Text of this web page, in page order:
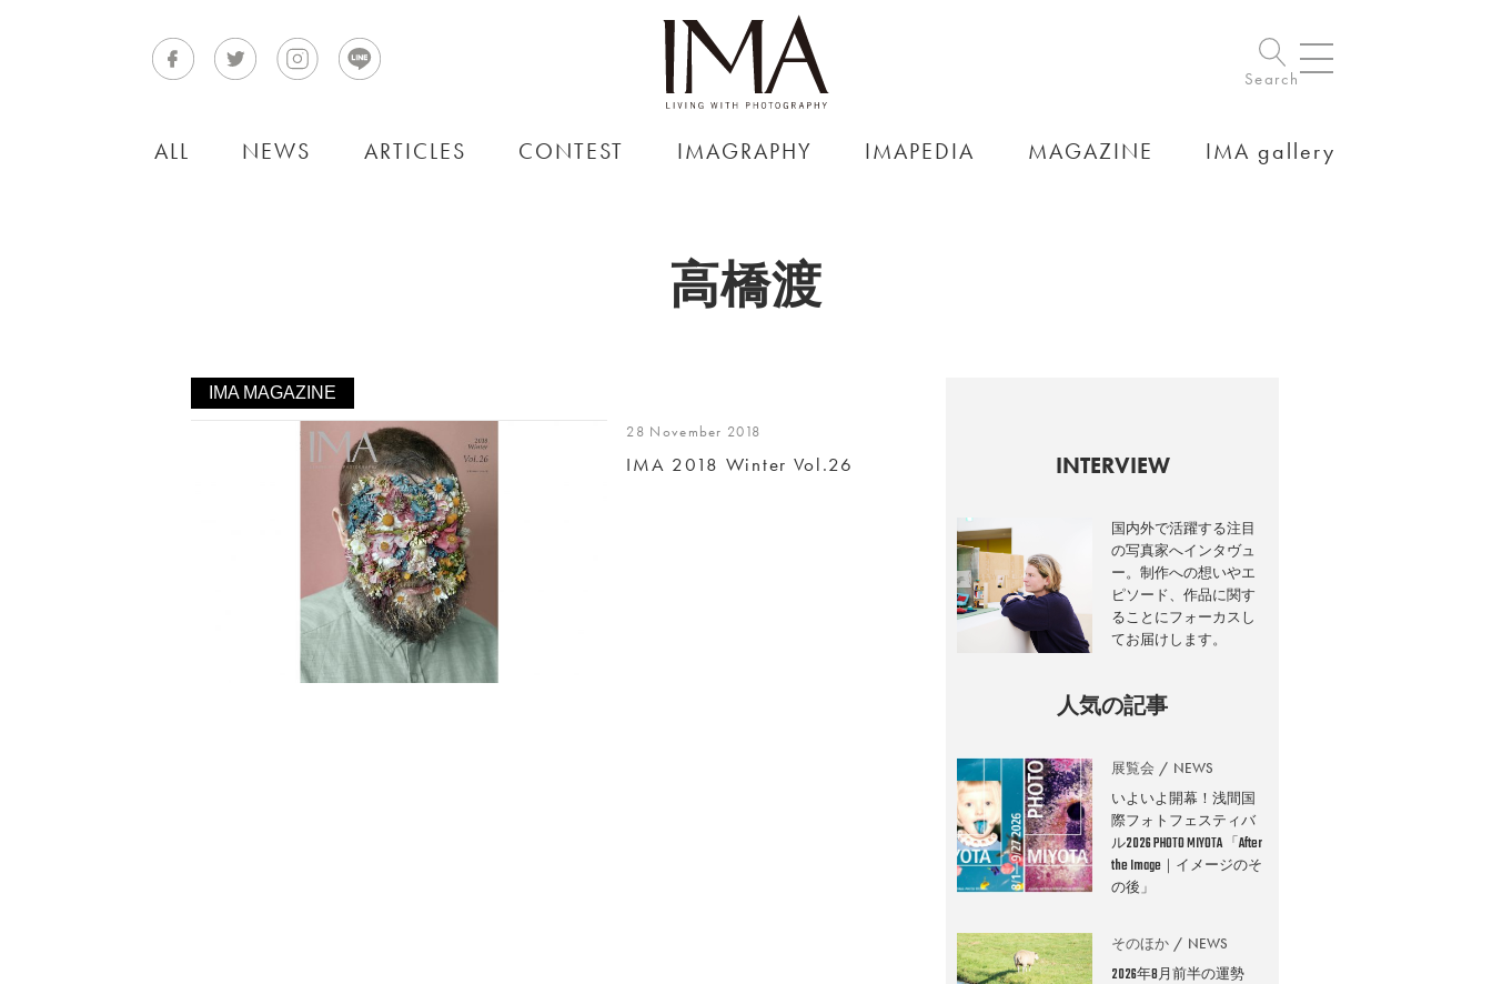
Search
ALL NEWS ARTICLES CONTEST IMAGRAPHY IMAPEDIA MAGAZINE IMA gallery
高橋渡
IMA MAGAZINE
28 November 2018
IMA 2018 Winter Vol.26 INTERVIEW
国内外で活躍する注目
の写真家へインタヴュ
ー。制作への想いやエ
ピソード、作品に関す
ることにフォーカスし
てお届けします。
人気の記事
展覧会 NEWS
いよいよ開幕！浅間国
際フォトフェスティバ
ル2026 PHOTO MIYOTA 「After
the Image｜イメージのそ
の後」
そのほか NEWS
2026年8月前半の運勢